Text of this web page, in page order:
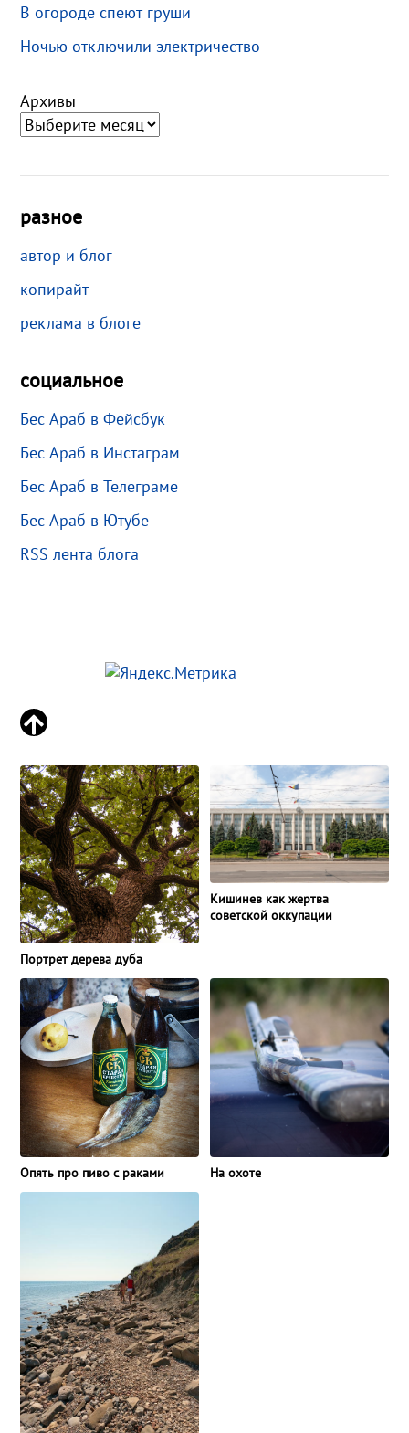
В огороде спеют груши
Ночью отключили электричество
Архивы
разное
автор и блог
копирайт
реклама в блоге
социальное
Бес Араб в Фейсбук
Бес Араб в Инстаграм
Бес Араб в Телеграме
Бес Араб в Ютубе
RSS лента блога
Портрет дерева дуба
Кишинев как жертва
советской оккупации
Опять про пиво с раками На охоте